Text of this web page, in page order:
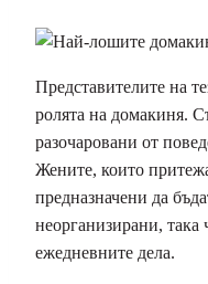
Представителите на
ролята на домакиня.
разочаровани от
Жените, които
предназначени да
неорганизирани, така
ежедневните дела.